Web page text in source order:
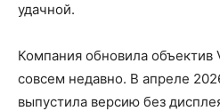
удачной.
Компания обновила объектив
совсем недавно. В апреле
выпустила версию без